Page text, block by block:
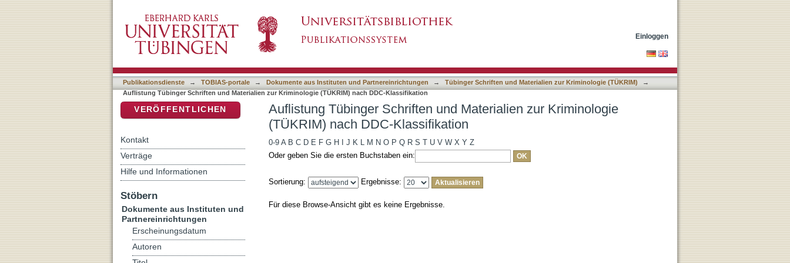
Einloggen
Publikationsdienste → TOBIAS-portale → Dokumente aus Instituten und Partnereinrichtungen → Tübinger Schriften und Materialien zur Kriminologie (TÜKRIM)
→
Auflistung Tübinger Schriften und Materialien zur Kriminologie (TÜKRIM) nach DDC-Klassifikation
Auflistung Tübinger Schriften und Materialien zur Kriminologie
(TÜKRIM) nach DDC-Klassifikation
0-9 A B C D E F G H J K L M N O P Q R S T U V W X Y Z
Oder geben Sie die ersten Buchstaben ein:
Sortierung: Ergebnisse:
Für diese Browse-Ansicht gibt es keine Ergebnisse.
VERÖFFENTLICHEN
Kontakt
Verträge
Hilfe und Informationen
Stöbern
Dokumente aus Instituten und
Partnereinrichtungen
Erscheinungsdatum
Autoren